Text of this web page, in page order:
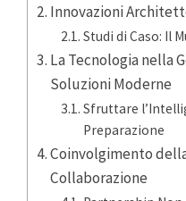
Innovazioni
Studi di Caso: Il
La Tecnologia nella
Soluzioni Moderne
Sfruttare
Preparazione
Coinvolgimento
Collaborazione